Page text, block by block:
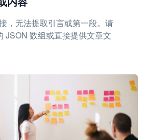
，无法提取引言或第一段。请
JSON 数组或直接提供文章文